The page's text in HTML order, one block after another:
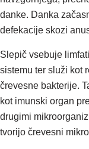
danke. Danka
defekacije skozi
Slepič vsebuje
sistemu ter služi kot
črevesne bakterije.
kot imunski organ
drugimi
tvorijo črevesni